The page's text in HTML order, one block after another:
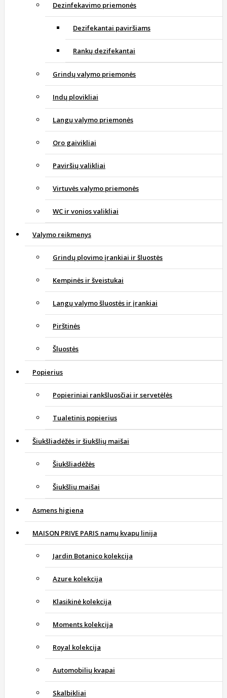
Dezinfekavimo priemonės
Dezifekantai paviršiams
Rankų dezifekantai
Grindų valymo priemonės
Indų plovikliai
Langų valymo priemonės
Oro gaivikliai
Paviršių valikliai
Virtuvės valymo priemonės
WC ir vonios valikliai
Valymo reikmenys
Grindų plovimo įrankiai ir šluostės
Kempinės ir šveistukai
Langų valymo šluostės ir įrankiai
Pirštinės
Šluostės
Popierius
Popieriniai rankšluosčiai ir servetėlės
Tualetinis popierius
Šiukšliadėžės ir šiukšlių maišai
Šiukšliadėžės
Šiukšlių maišai
Asmens higiena
MAISON PRIVE PARIS namų kvapų linija
Jardin Botanico kolekcija
Azure kolekcija
Klasikinė kolekcija
Moments kolekcija
Royal kolekcija
Automobilių kvapai
Skalbikliai